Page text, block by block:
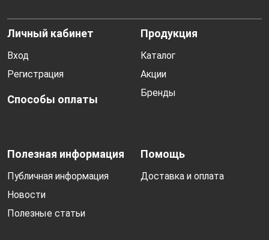
Личный кабинет
Вход
Регистрация
Способы оплаты
Продукция
Каталог
Акции
Бренды
Полезная информация
Публичная информация
Новости
Полезные статьи
Помощь
Доставка и оплата